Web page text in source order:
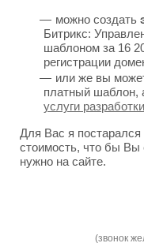
можно создать
Битрикс:
шаблоном за 16
регистрации
или же вы
платный шаблон,
услуги разработки
Для Вас я постарался
стоимость, что бы
нужно на сайте.
(звонок